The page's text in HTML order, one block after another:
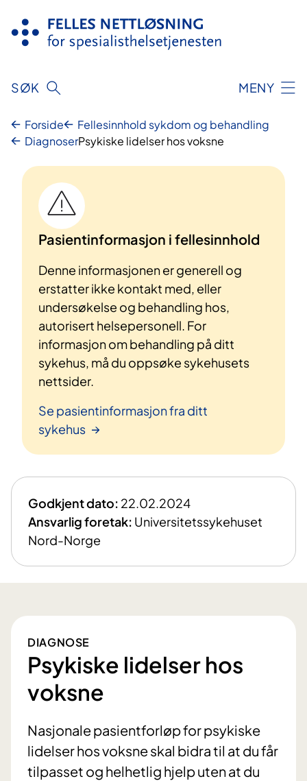
innhold
SØK MENY
Forside
Fellesinnhold sykdom og behandling
DiagnoserPsykiske lidelser hos voksne
Pasientinformasjon i fellesinnhold
Denne informasjonen er generell og
erstatter ikke kontakt med, eller
undersøkelse og behandling hos,
autorisert helsepersonell. For
informasjon om behandling på ditt
sykehus, må du oppsøke sykehusets
nettsider.
Se pasientinformasjon fra ditt
sykehus
Godkjent dato: 22.02.2024
Ansvarlig foretak: Universitetssykehuset
Nord-Norge
DIAGNOSE
Psykiske lidelser hos
voksne
Nasjonale pasientforløp for psykiske
lidelser hos voksne skal bidra til at du får
tilpasset og helhetlig hjelp uten at du